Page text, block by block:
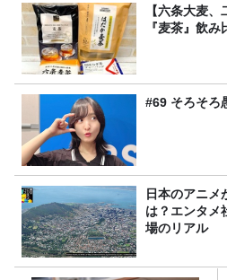
【六条大麦
『麦茶』飲み
#69 そろそろ
日本のアニメ
は？エンタメ
場のリアル